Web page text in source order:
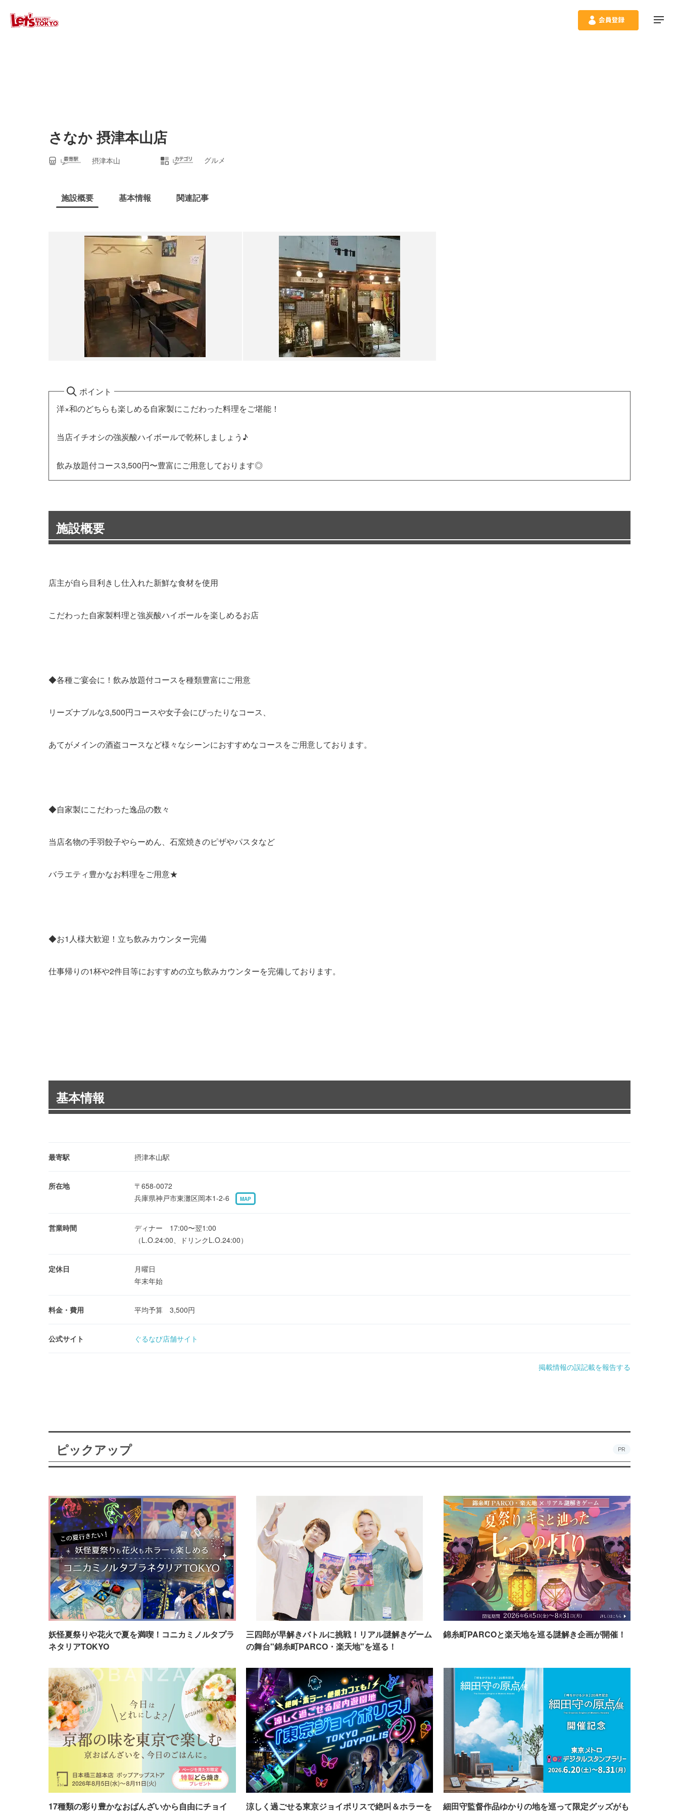
さなか 摂津本山店
摂津本山 グルメ
施設概要 基本情報 関連記事
ポイント
洋×和のどちらも楽しめる自家製にこだわった料理をご堪能！
当店イチオシの強炭酸ハイボールで乾杯しましょう♪
飲み放題付コース3,500円〜豊富にご用意しております◎
施設概要
店主が自ら目利きし仕入れた新鮮な食材を使用
こだわった自家製料理と強炭酸ハイボールを楽しめるお店
◆各種ご宴会に！飲み放題付コースを種類豊富にご用意
リーズナブルな3,500円コースや女子会にぴったりなコース、
あてがメインの酒盗コースなど様々なシーンにおすすめなコースをご用意しております。
◆自家製にこだわった逸品の数々
当店名物の手羽餃子やらーめん、石窯焼きのピザやパスタなど
バラエティ豊かなお料理をご用意★
◆お1人様大歓迎！立ち飲みカウンター完備
仕事帰りの1杯や2件目等におすすめの立ち飲みカウンターを完備しております。
基本情報
最寄駅 摂津本山駅
所在地
〒658-0072
兵庫県神戸市東灘区岡本1-2-6
MAP
営業時間
ディナー 17:00〜翌1:00
（L.O.24:00、ドリンクL.O.24:00）
定休日
月曜日
年末年始
料金・費用 平均予算 3,500円
公式サイト ぐるなび店舗サイト
掲載情報の誤記載を報告する
ピックアップ PR
妖怪夏祭りや花火で夏を満喫！コニカミノルタプラ
ネタリアTOKYO
三四郎が早解きバトルに挑戦！リアル謎解きゲーム
の舞台"錦糸町PARCO・楽天地"を巡る！
錦糸町PARCOと楽天地を巡る謎解き企画が開催！
17種類の彩り豊かなおばんざいから自由にチョイ
涼しく過ごせる東京ジョイポリスで絶叫＆ホラーを
細田守監督作品ゆかりの地を巡って限定グッズがも